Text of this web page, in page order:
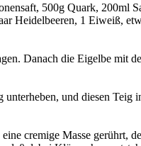
500g Quark, 200ml
Heidelbeeren, 1 Eiweiß,
Danach die Eigelbe mit
und diesen
cremige Masse gerührt,